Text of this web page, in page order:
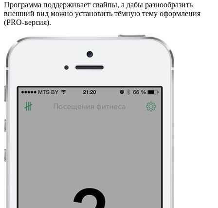
Программа поддерживает свайпы, а дабы разнообразить
внешний вид можно установить тёмную тему оформления
(PRO-версия).